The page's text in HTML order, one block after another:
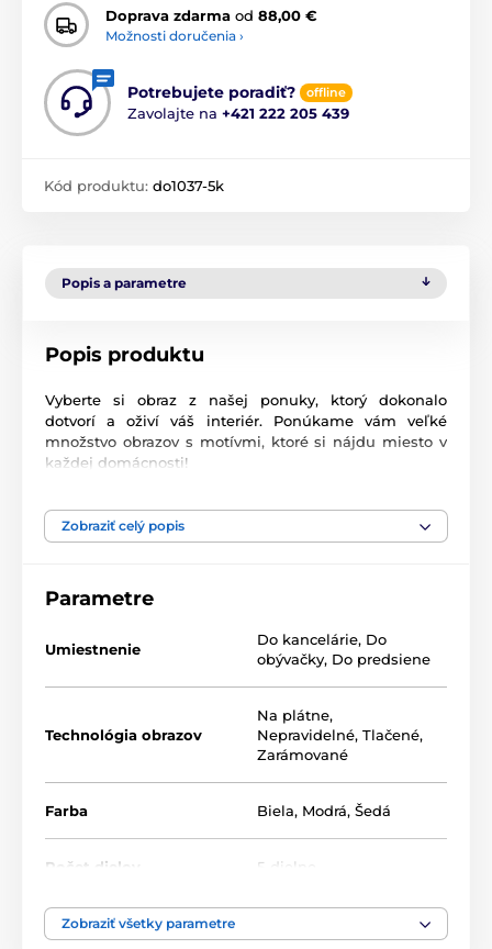
Doprava zdarma od 88,00 €
Možnosti doručenia ›
Potrebujete poradiť? offline
Zavolajte na +421 222 205 439
Kód produktu: do1037-5k
Popis a parametre
Popis produktu
Vyberte si obraz z našej ponuky, ktorý dokonalo
dotvorí a oživí váš interiér. Ponúkame vám veľké
množstvo obrazov s motívmi, ktoré si nájdu miesto v
každej domácnosti!
(v cm):
| 40x80 | 40x60
Kvalita je pre nás dôležitá a preto sme pre naše obrazy
Zobraziť celý popis
Parametre
Umiestnenie
Do kancelárie, Do
obývačky, Do predsiene
Technológia obrazov
Na plátne,
Nepravidelné, Tlačené,
Zarámované
Farba Biela, Modrá, Šedá
Počet dielov 5-dielne
Zobraziť všetky parametre